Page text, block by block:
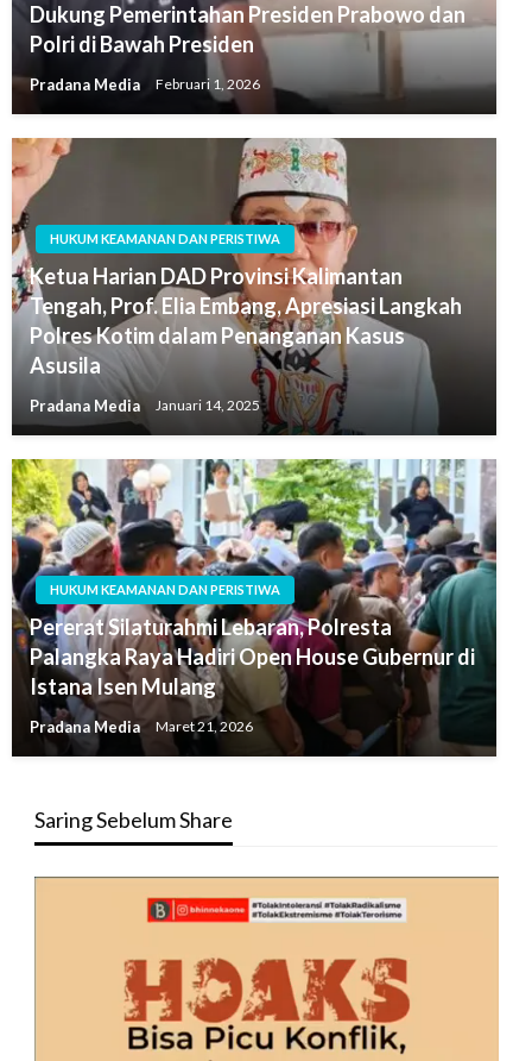
Dukung Pemerintahan Presiden Prabowo dan
Polri di Bawah Presiden
Pradana Media Februari 1, 2026
HUKUM KEAMANAN DAN PERISTIWA
Ketua Harian DAD Provinsi Kalimantan
Tengah, Prof. Elia Embang, Apresiasi Langkah
Polres Kotim dalam Penanganan Kasus
Asusila
Pradana Media Januari 14, 2025
HUKUM KEAMANAN DAN PERISTIWA
Pererat Silaturahmi Lebaran, Polresta
Palangka Raya Hadiri Open House Gubernur di
Istana Isen Mulang
Pradana Media Maret 21, 2026
Saring Sebelum Share